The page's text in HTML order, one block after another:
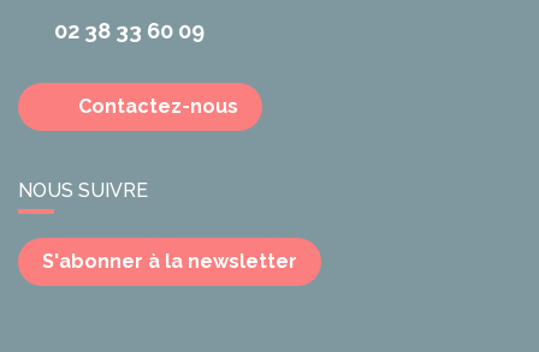
02 38 33 60 09
Contactez-nous
NOUS SUIVRE
S'abonner à la newsletter